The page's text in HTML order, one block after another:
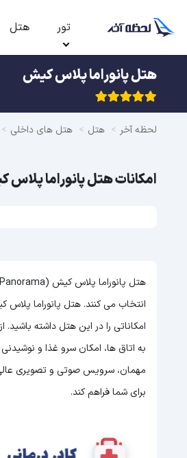
تور هتل
هتل پانوراما پلاس کیش
لحظه آخر هتل هتل های داخلی
امکانات هتل پانوراما
انتخاب می کنند. هتل پانوراما پلاس کیش هتلی 5 ستاره در کیش است و با توجه به
امکاناتی را در این هتل داشته
مهمان، سرویس صوتی و تصویری عالی
برای شما فراهم کند.